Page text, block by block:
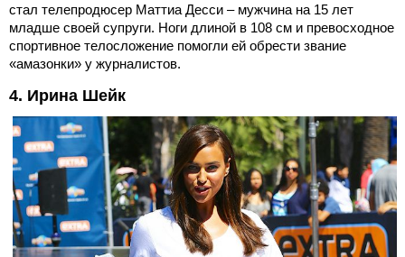
стал телепродюсер Маттиа Десси – мужчина на 15 лет
младше своей супруги. Ноги длиной в 108 см и превосходное
спортивное телосложение помогли ей обрести звание
«амазонки» у журналистов.
4. Ирина Шейк